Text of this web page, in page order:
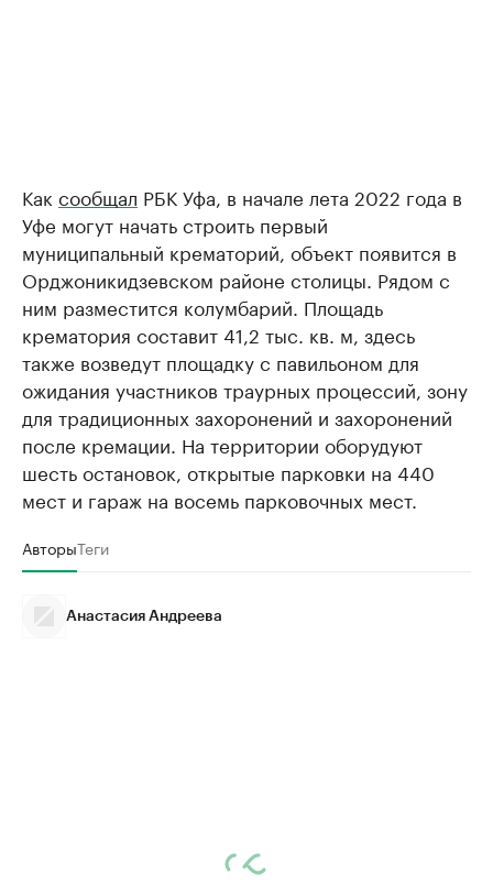
Как сообщал РБК Уфа, в начале лета 2022 года в
Уфе могут начать строить первый
муниципальный крематорий, объект появится в
Орджоникидзевском районе столицы. Рядом с
ним разместится колумбарий. Площадь
крематория составит 41,2 тыс. кв. м, здесь
также возведут площадку с павильоном для
ожидания участников траурных процессий, зону
для традиционных захоронений и захоронений
после кремации. На территории оборудуют
шесть остановок, открытые парковки на 440
мест и гараж на восемь парковочных мест.
АвторыТеги
Анастасия Андреева